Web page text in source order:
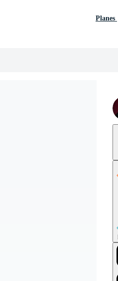
Planes